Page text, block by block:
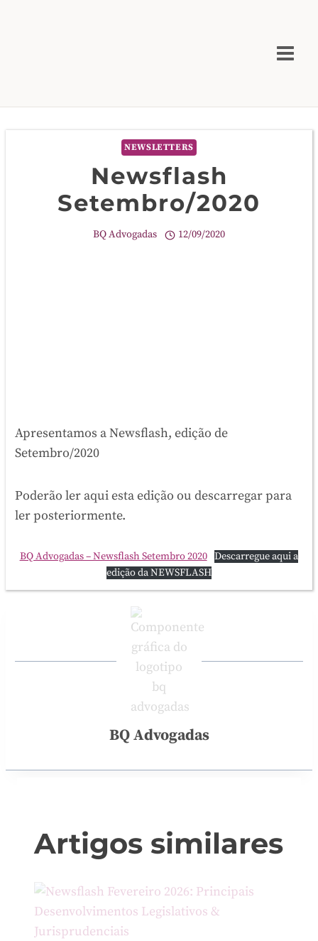
NEWSLETTERS
Newsflash
Setembro/2020
BQ Advogadas 12/09/2020
Apresentamos a Newsflash, edição de
Setembro/2020
Poderão ler aqui esta edição ou descarregar para
ler posteriormente.
BQ Advogadas – Newsflash Setembro 2020 Descarregue aqui a
edição da NEWSFLASH
BQ Advogadas
Artigos similares